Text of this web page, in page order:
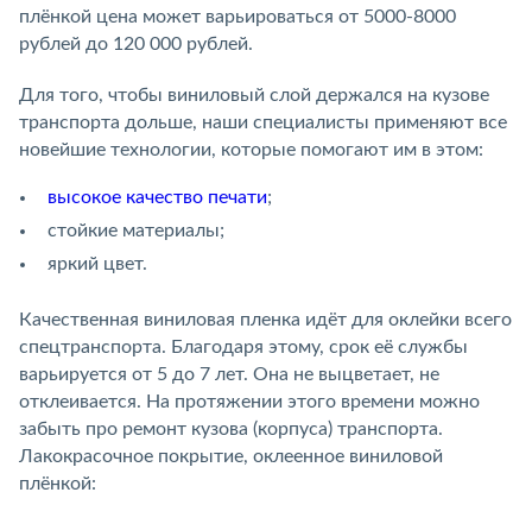
плёнкой цена может варьироваться от 5000-8000
рублей до 120 000 рублей.
Для того, чтобы виниловый слой держался на кузове
транспорта дольше, наши специалисты применяют все
новейшие технологии, которые помогают им в этом:
высокое качество печати;
стойкие материалы;
яркий цвет.
Качественная виниловая пленка идёт для оклейки всего
спецтранспорта. Благодаря этому, срок её службы
варьируется от 5 до 7 лет. Она не выцветает, не
отклеивается. На протяжении этого времени можно
забыть про ремонт кузова (корпуса) транспорта.
Лакокрасочное покрытие, оклеенное виниловой
плёнкой: